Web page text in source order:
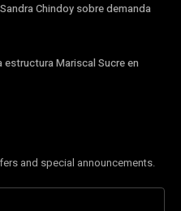
Chindoy sobre demanda
estructura Mariscal Sucre en
and special announcements.